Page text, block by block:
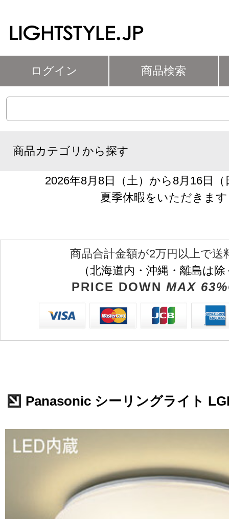
ログイン 商品検索
商品カテゴリから探す
2026年8月8日（土）から8月16日
夏季休暇をいただきます
商品合計金額が2万円以上で送
（北海道内・沖縄・離島は
PRICE DOWN MAX
Panasonic シーリングライト